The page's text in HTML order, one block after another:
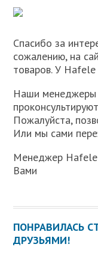
Спасибо за
сожалению, на
товаров. У
Наши менеджеры
Пожалуйста,
Или мы сами
Менеджер Hafele
Вами
ПОНРАВИЛАСЬ
ДРУЗЬЯМИ!